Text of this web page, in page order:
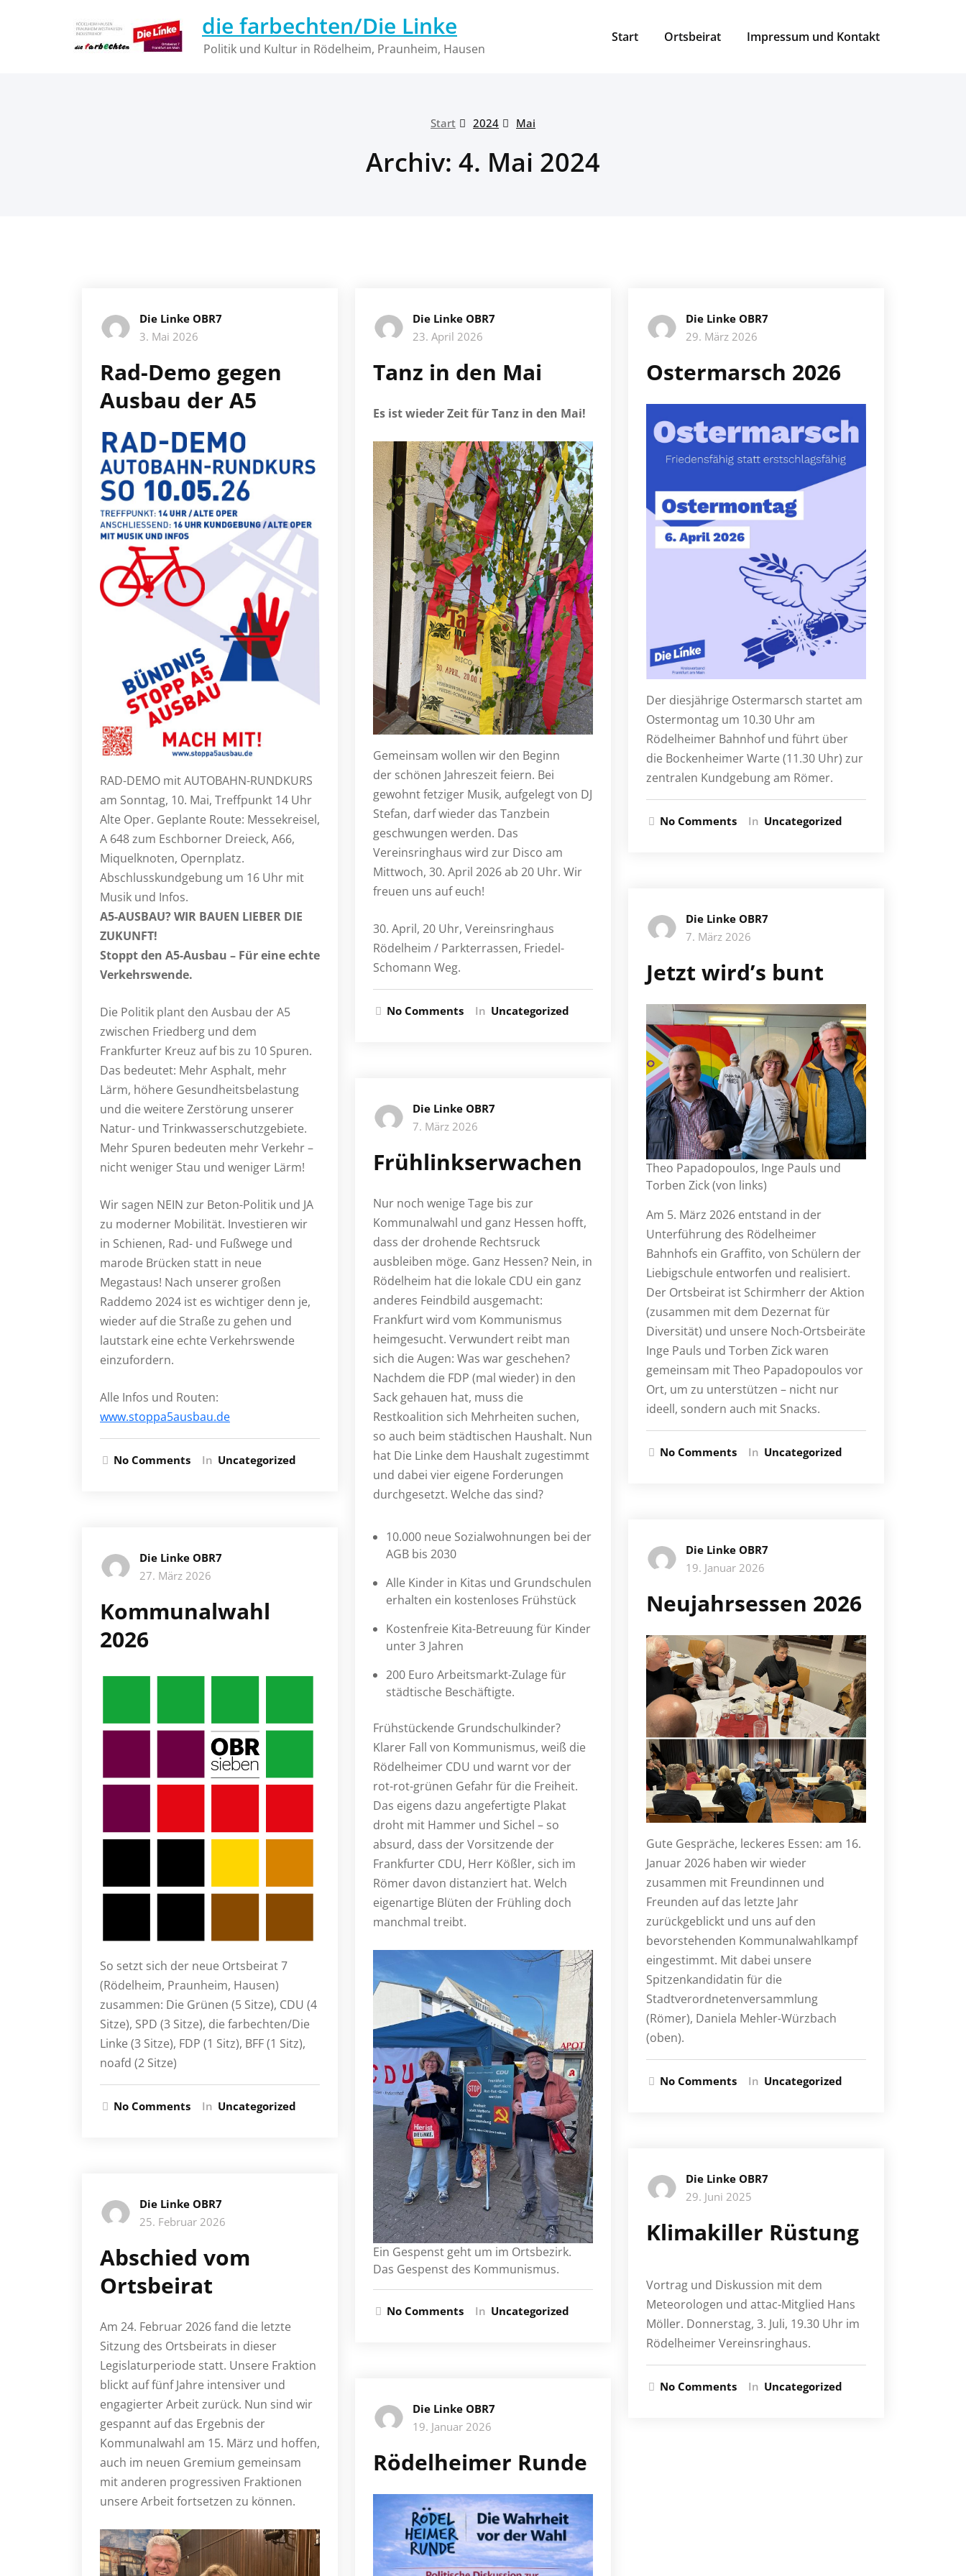
die farbechten/Die Linke
Politik und Kultur in Rödelheim, Praunheim, Hausen
Start Ortsbeirat Impressum und Kontakt
Start 2024 Mai
Archiv: 4. Mai 2024
Die Linke OBR7
3. Mai 2026
Rad-Demo gegen
Ausbau der A5
RAD-DEMO mit AUTOBAHN-RUNDKURS
am Sonntag, 10. Mai, Treffpunkt 14 Uhr
Alte Oper. Geplante Route: Messekreisel,
A 648 zum Eschborner Dreieck, A66,
Miquelknoten, Opernplatz.
Abschlusskundgebung um 16 Uhr mit
Musik und Infos.
A5-AUSBAU? WIR BAUEN LIEBER DIE
ZUKUNFT!
Stoppt den A5-Ausbau – Für eine echte
Verkehrswende.
Die Politik plant den Ausbau der A5
zwischen Friedberg und dem
Frankfurter Kreuz auf bis zu 10 Spuren.
Das bedeutet: Mehr Asphalt, mehr
Lärm, höhere Gesundheitsbelastung
und die weitere Zerstörung unserer
Natur- und Trinkwasserschutzgebiete.
Mehr Spuren bedeuten mehr Verkehr –
nicht weniger Stau und weniger Lärm!
Wir sagen NEIN zur Beton-Politik und JA
zu moderner Mobilität. Investieren wir
in Schienen, Rad- und Fußwege und
marode Brücken statt in neue
Megastaus! Nach unserer großen
Raddemo 2024 ist es wichtiger denn je,
wieder auf die Straße zu gehen und
lautstark eine echte Verkehrswende
einzufordern.
Alle Infos und Routen:
www.stoppa5ausbau.de
No Comments In Uncategorized
Die Linke OBR7
27. März 2026
Kommunalwahl
2026
So setzt sich der neue Ortsbeirat 7
(Rödelheim, Praunheim, Hausen)
zusammen: Die Grünen (5 Sitze), CDU (4
Sitze), SPD (3 Sitze), die farbechten/Die
Linke (3 Sitze), FDP (1 Sitz), BFF (1 Sitz),
noafd (2 Sitze)
No Comments In Uncategorized
Die Linke OBR7
25. Februar 2026
Abschied vom
Ortsbeirat
Am 24. Februar 2026 fand die letzte
Sitzung des Ortsbeirats in dieser
Legislaturperiode statt. Unsere Fraktion
blickt auf fünf Jahre intensiver und
engagierter Arbeit zurück. Nun sind wir
gespannt auf das Ergebnis der
Kommunalwahl am 15. März und hoffen,
auch im neuen Gremium gemeinsam
mit anderen progressiven Fraktionen
unsere Arbeit fortsetzen zu können.
Die Linke OBR7
23. April 2026
Tanz in den Mai
Es ist wieder Zeit für Tanz in den Mai!
Gemeinsam wollen wir den Beginn
der schönen Jahreszeit feiern. Bei
gewohnt fetziger Musik, aufgelegt von DJ
Stefan, darf wieder das Tanzbein
geschwungen werden. Das
Vereinsringhaus wird zur Disco am
Mittwoch, 30. April 2026 ab 20 Uhr. Wir
freuen uns auf euch!
30. April, 20 Uhr, Vereinsringhaus
Rödelheim / Parkterrassen, Friedel-
Schomann Weg.
No Comments In Uncategorized
Die Linke OBR7
7. März 2026
Frühlinkserwachen
Nur noch wenige Tage bis zur
Kommunalwahl und ganz Hessen hofft,
dass der drohende Rechtsruck
ausbleiben möge. Ganz Hessen? Nein, in
Rödelheim hat die lokale CDU ein ganz
anderes Feindbild ausgemacht:
Frankfurt wird vom Kommunismus
heimgesucht. Verwundert reibt man
sich die Augen: Was war geschehen?
Nachdem die FDP (mal wieder) in den
Sack gehauen hat, muss die
Restkoalition sich Mehrheiten suchen,
so auch beim städtischen Haushalt. Nun
hat Die Linke dem Haushalt zugestimmt
und dabei vier eigene Forderungen
durchgesetzt. Welche das sind?
10.000 neue Sozialwohnungen bei der
AGB bis 2030
Alle Kinder in Kitas und Grundschulen
erhalten ein kostenloses Frühstück
Kostenfreie Kita-Betreuung für Kinder
unter 3 Jahren
200 Euro Arbeitsmarkt-Zulage für
städtische Beschäftigte.
Frühstückende Grundschulkinder?
Klarer Fall von Kommunismus, weiß die
Rödelheimer CDU und warnt vor der
rot-rot-grünen Gefahr für die Freiheit.
Das eigens dazu angefertigte Plakat
droht mit Hammer und Sichel – so
absurd, dass der Vorsitzende der
Frankfurter CDU, Herr Kößler, sich im
Römer davon distanziert hat. Welch
eigenartige Blüten der Frühling doch
manchmal treibt.
Ein Gespenst geht um im Ortsbezirk.
Das Gespenst des Kommunismus.
No Comments In Uncategorized
Die Linke OBR7
19. Januar 2026
Rödelheimer Runde
Die Linke OBR7
29. März 2026
Ostermarsch 2026
Der diesjährige Ostermarsch startet am
Ostermontag um 10.30 Uhr am
Rödelheimer Bahnhof und führt über
die Bockenheimer Warte (11.30 Uhr) zur
zentralen Kundgebung am Römer.
No Comments In Uncategorized
Die Linke OBR7
7. März 2026
Jetzt wird’s bunt
Theo Papadopoulos, Inge Pauls und
Torben Zick (von links)
Am 5. März 2026 entstand in der
Unterführung des Rödelheimer
Bahnhofs ein Graffito, von Schülern der
Liebigschule entworfen und realisiert.
Der Ortsbeirat ist Schirmherr der Aktion
(zusammen mit dem Dezernat für
Diversität) und unsere Noch-Ortsbeiräte
Inge Pauls und Torben Zick waren
gemeinsam mit Theo Papadopoulos vor
Ort, um zu unterstützen – nicht nur
ideell, sondern auch mit Snacks.
No Comments In Uncategorized
Die Linke OBR7
19. Januar 2026
Neujahrsessen 2026
Gute Gespräche, leckeres Essen: am 16.
Januar 2026 haben wir wieder
zusammen mit Freundinnen und
Freunden auf das letzte Jahr
zurückgeblickt und uns auf den
bevorstehenden Kommunalwahlkampf
eingestimmt. Mit dabei unsere
Spitzenkandidatin für die
Stadtverordnetenversammlung
(Römer), Daniela Mehler-Würzbach
(oben).
No Comments In Uncategorized
Die Linke OBR7
29. Juni 2025
Klimakiller Rüstung
Vortrag und Diskussion mit dem
Meteorologen und attac-Mitglied Hans
Möller. Donnerstag, 3. Juli, 19.30 Uhr im
Rödelheimer Vereinsringhaus.
No Comments In Uncategorized